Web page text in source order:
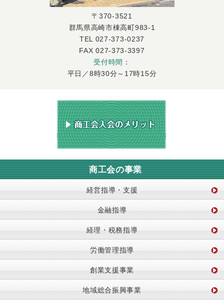
〒370-3521
群馬県高崎市棟高町983-1
TEL 027-373-0237
FAX 027-373-3397
受付時間 ：
平日／8時30分～17時15分
商工会の事業
経営指導・支援
金融指導
経理・税務指導
労働管理指導
創業支援事業
地域総合振興事業